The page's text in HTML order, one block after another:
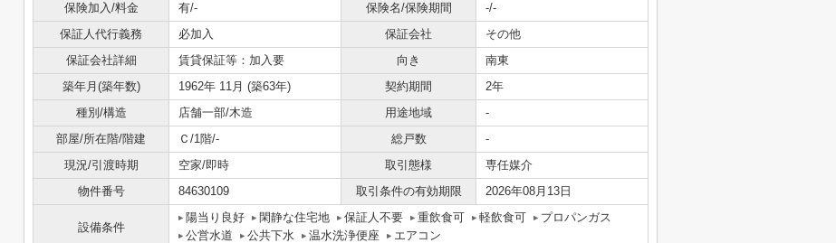
保険加入/料金
有/- 保険名/保険期間
-/-
保証人代行義務
必加入 保証会社
その他
保証会社詳細
賃貸保証等：加入要 向き
南東
築年月(築年数)
1962年 11月 (築63年) 契約期間
2年
種別/構造
店舗一部/木造 用途地域
-
部屋/所在階/階建
Ｃ/1階/- 総戸数
-
現況/引渡時期
空家/即時 取引態様
専任媒介
物件番号
84630109 取引条件の有効期限 2026年08月13日
設備条件
陽当り良好 閑静な住宅地 保証人不要 重飲食可 軽飲食可
プロパンガス
公営水道
公共下水 温水洗浄便座 エアコン